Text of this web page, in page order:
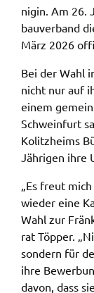
ni­gin. Am 26.
bau­ver­band
März 2026
Bei der Wahl
nicht nur auf
einem
Schwein­furt
Kolitz­heims
Jähri­gen ihre
„Es freut
wieder eine
Wahl zur
rat Töpper.
sondern für
ihre
davon, dass
Name:
Anbieter:
Zweck:
Kontrast
Cookie
Session
Wir
Daten bei
des